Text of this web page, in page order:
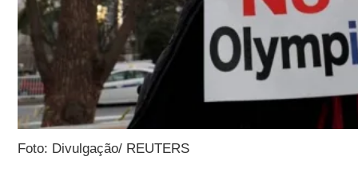
Foto: Divulgação/ REUTERS